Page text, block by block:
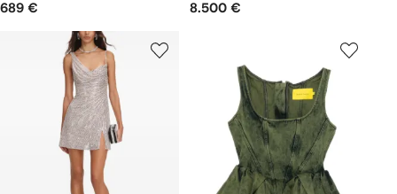
689 € 8.500 €